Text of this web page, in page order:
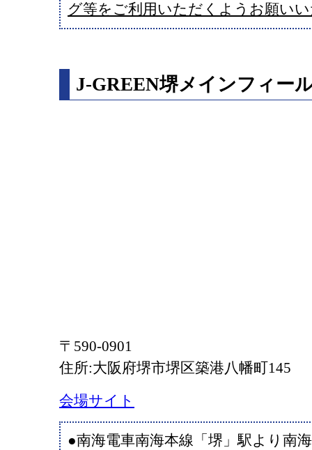
グ等をご利用いただくようお願い
J-GREEN堺メインフィー
〒590-0901
住所:大阪府堺市堺区築港八幡町145
会場サイト
●南海電車南海本線「堺」駅より南